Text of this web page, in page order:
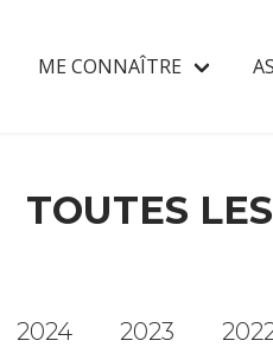
ME CONNAÎTRE
TOUTES
2024 2023